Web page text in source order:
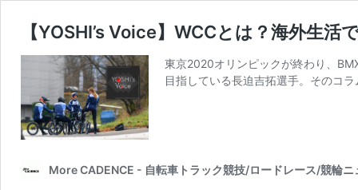
【YOSHI’s Voice】WCCとは？海外生活
東京2020オリンピックが終わり、
目指している長迫吉拓選手。そのコ
More CADENCE - 自転車トラック競技/ロードレース/競輪ニ